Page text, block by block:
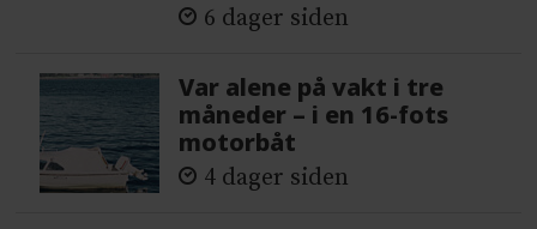
6 dager siden
Var alene på vakt i tre
måneder – i en 16-fots
motorbåt
4 dager siden